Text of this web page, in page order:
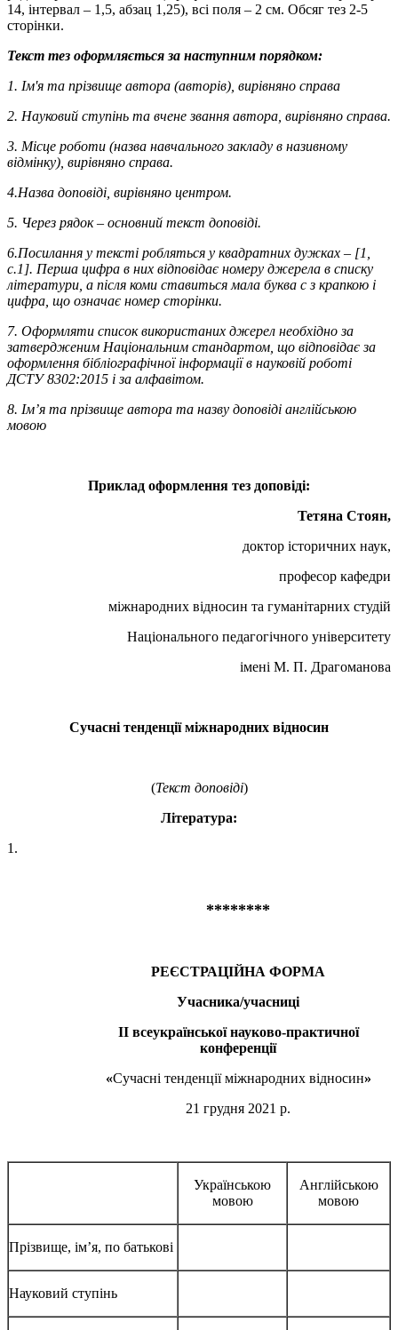
14, інтервал – 1,5, абзац 1,25), всі поля – 2 см. Обсяг тез 2-5
сторінки.
Текст тез оформляється за наступним порядком:
1. Ім'я та прізвище автора (авторів), вирівняно справа
2. Науковий ступінь та вчене звання автора, вирівняно справа.
3. Місце роботи (назва навчального закладу в називному
відмінку), вирівняно справа.
4.Назва доповіді, вирівняно центром.
5. Через рядок – основний текст доповіді.
6.Посилання у тексті робляться у квадратних дужках – [1,
с.1 ]. Перша цифра в них відповідає номеру джерела в списку
літератури, а після коми ставиться мала буква с з крапкою і
цифра, що означає номер сторінки.
7. Оформляти список використаних джерел необхідно за
затвердженим Національним стандартом, що відповідає за
оформлення бібліографічної інформації в науковій роботі
ДСТУ 8302:2015 і за алфавітом.
8. Ім’я та прізвище автора та назву доповіді англійською
мовою
Приклад оформлення тез доповіді:
Тетяна Стоян,
доктор історичних наук,
професор кафедри
міжнародних відносин та гуманітарних студій
Національного педагогічного університету
імені М. П. Драгоманова
Сучасні тенденції міжнародних відносин
(Текст доповіді)
Література:
1.
********
РЕЄСТРАЦІЙНА ФОРМА
Учасника/учасниці
ІІ всеукраїнської науково-практичної
конференції
«Сучасні тенденції міжнародних відносин»
21 грудня 2021 р.
Українською
мовою
Англійською
мовою
Прізвище, ім’я, по батькові
Науковий ступінь